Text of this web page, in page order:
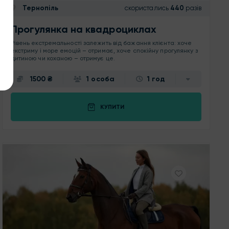
Тернопіль скористались 440 разів
Прогулянка на квадроциклах
Рівень екстремальності залежить від бажання клієнта: хоче
екстриму і море емоцій – отримає, хоче спокійну прогулянку з
дитиною чи коханою – отримує це.
1500 ₴ 1 особа 1 год
КУПИТИ